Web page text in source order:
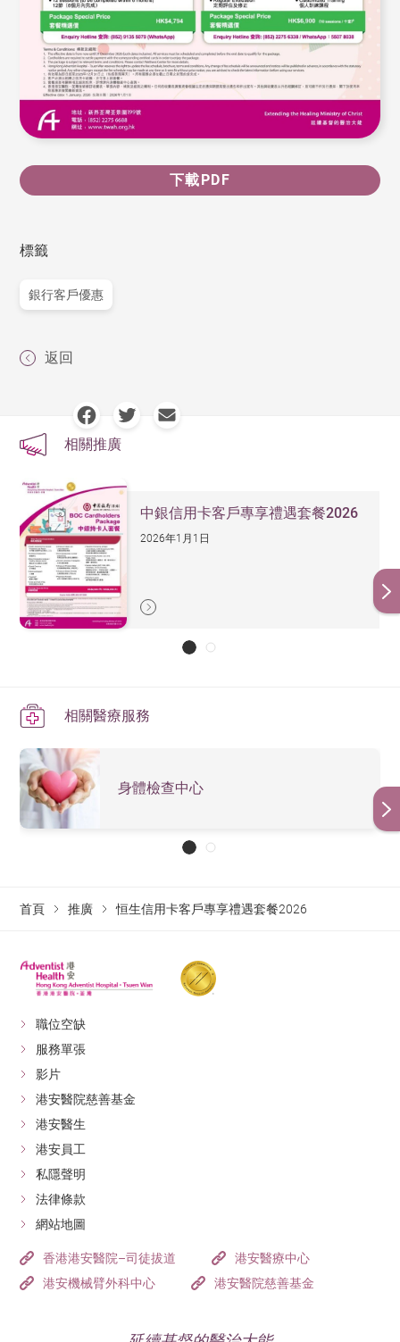
下載PDF
標籤
銀行客戶優惠
返回
相關推廣
中銀信用卡客戶專享禮遇套餐2026
2026年1月1日
相關醫療服務
身體檢查中心
首頁 推廣 恒生信用卡客戶專享禮遇套餐2026
職位空缺
服務單張
影片
港安醫院慈善基金
港安醫生
港安員工
私隱聲明
法律條款
網站地圖
香港港安醫院–司徒拔道
港安醫療中心
港安機械臂外科中心
港安醫院慈善基金